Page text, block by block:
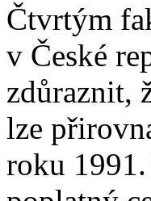
Čtvrtým
v České
zdůraznit,
lze
roku